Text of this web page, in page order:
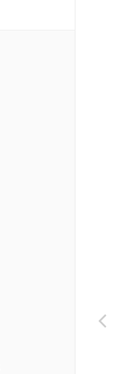
Boot
像安装
加和删除
则